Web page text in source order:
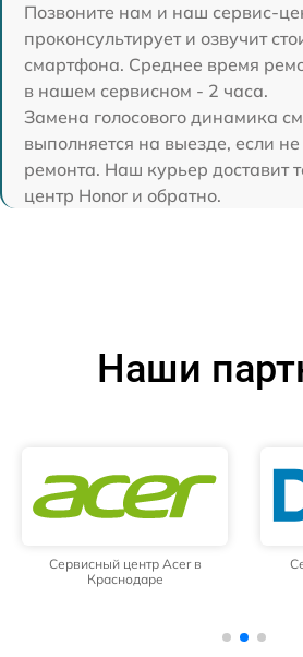
Позвоните нам и наш сервис-
проконсультирует и озвучит
смартфона. Среднее время
в нашем сервисном - 2 часа.
Замена голосового динамика
выполняется на выезде, если
ремонта. Наш курьер доставит
центр Honor и обратно.
Наши
Сервисный центр Acer в
Краснодаре